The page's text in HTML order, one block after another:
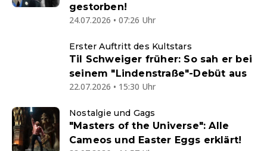
gestorben!
24.07.2026 • 07:26 Uhr
Erster Auftritt des Kultstars
Til Schweiger früher: So sah er bei
seinem "Lindenstraße"-Debüt aus
22.07.2026 • 15:30 Uhr
Nostalgie und Gags
"Masters of the Universe": Alle
Cameos und Easter Eggs erklärt!